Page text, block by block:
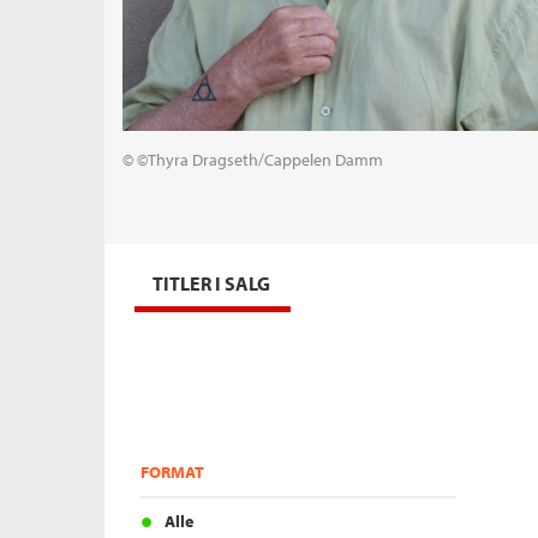
© ©Thyra Dragseth/Cappelen Damm
TITLER I SALG
FORMAT
Alle